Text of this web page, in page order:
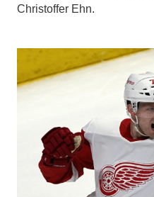
Christoffer Ehn.